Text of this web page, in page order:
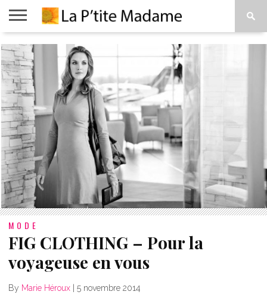
ACCUEIL
BEAUTÉ
MODE
ART
DE
VIVRE
À
PROPOS
MODE
FIG CLOTHING – Pour la
voyageuse en vous
By Marie Héroux 5 novembre 2014